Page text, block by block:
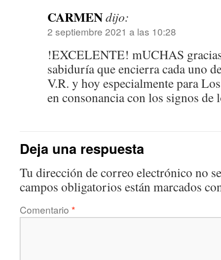
CARMENdijo:
2 septiembre 2021 a las 10:28
!EXCELENTE! mUCHAS
sabiduría que encierra cada uno
V.R. y hoy especialmente para
en consonancia con los signos de
Deja una respuesta
Tu dirección de correo electrónico no
campos obligatorios están marcados
Comentario *